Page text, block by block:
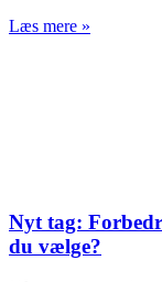
Læs mere »
Nyt tag:
du vælge?